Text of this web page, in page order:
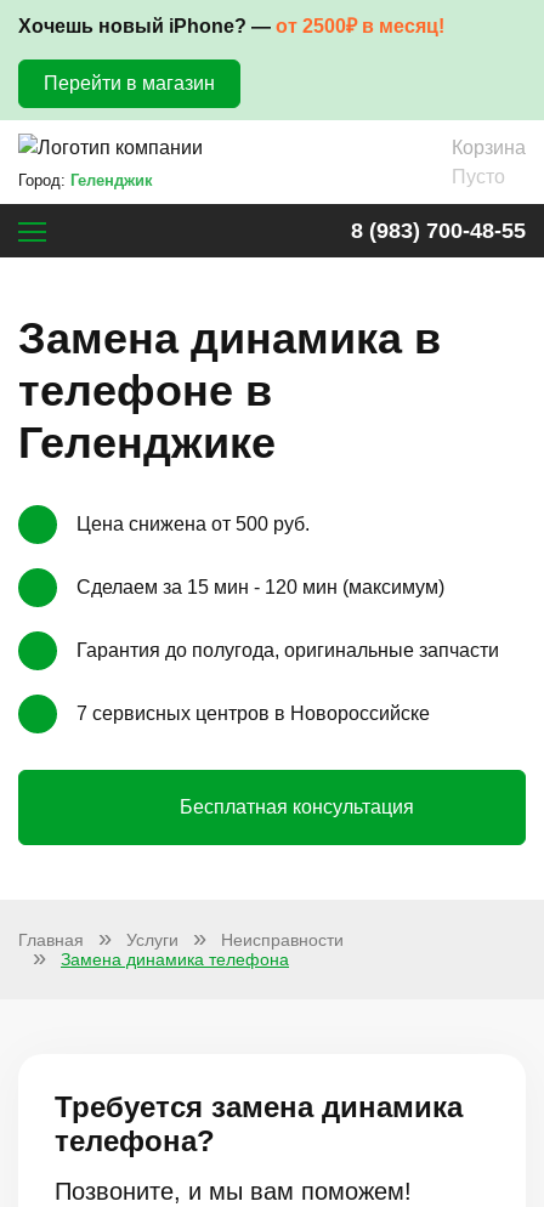
Хочешь новый iPhone? — от 2500₽ в месяц!
Перейти в магазин
Город: Геленджик
Корзина
Пусто
8 (983) 700-48-55
Замена динамика в
телефоне в
Геленджике
Цена снижена от 500 руб.
Сделаем за 15 мин - 120 мин (максимум)
Гарантия до полугода, оригинальные запчасти
7 сервисных центров в Новороссийске
Бесплатная консультация
Главная Услуги
Неисправности
Замена динамика телефона
Требуется замена динамика
телефона?
Позвоните, и мы вам поможем!